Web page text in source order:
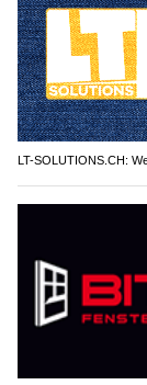
LT-SOLUTIONS.CH: